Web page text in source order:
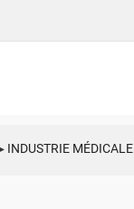
INDUSTRIE MÉDICALE